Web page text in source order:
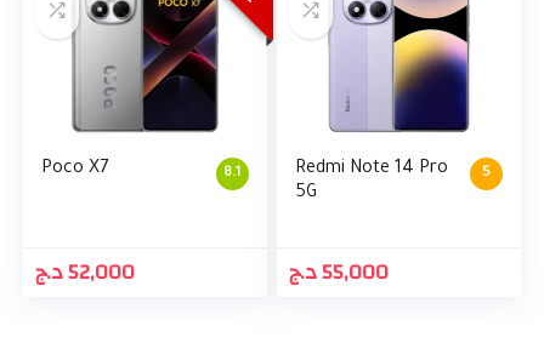
8.1
Poco X7
52,000د.ج
5
Redmi Note 14 Pro
5G
55,000د.ج